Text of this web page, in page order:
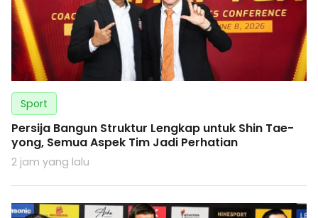
Sport
Persija Bangun Struktur Lengkap untuk Shin Tae-
yong, Semua Aspek Tim Jadi Perhatian
2 jam yang lalu